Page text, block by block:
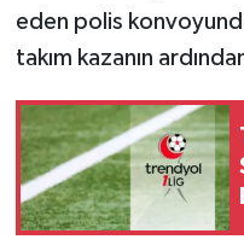
eden polis
takım kazanın